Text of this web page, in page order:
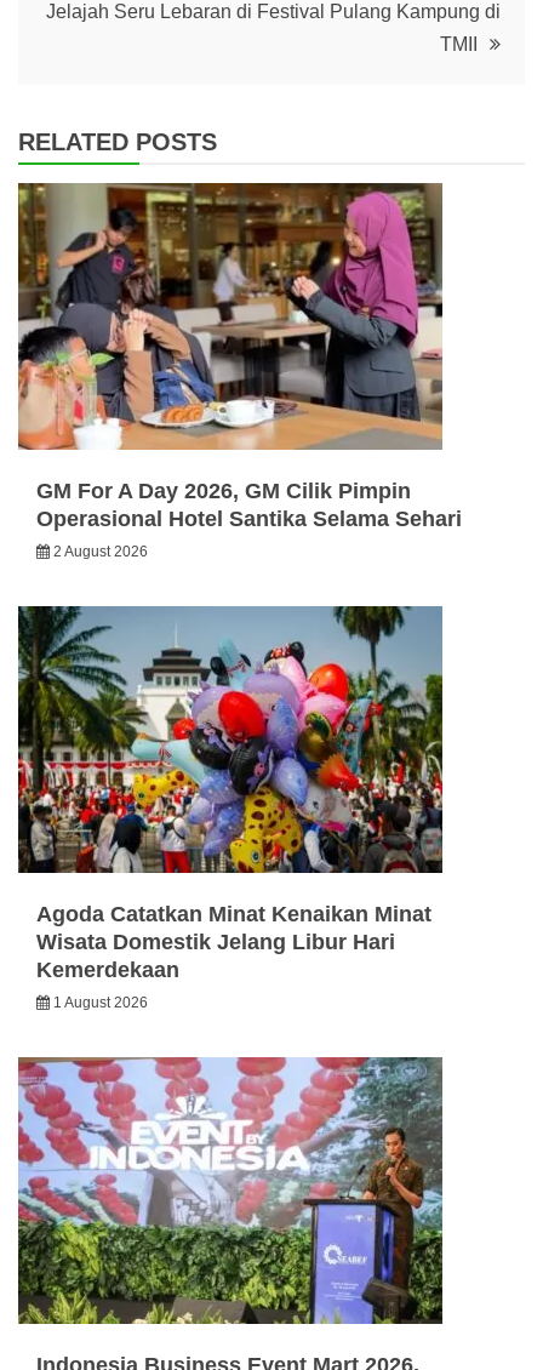
Jelajah Seru Lebaran di Festival Pulang Kampung di
TMII
RELATED POSTS
GM For A Day 2026, GM Cilik Pimpin
Operasional Hotel Santika Selama Sehari
2 August 2026
Agoda Catatkan Minat Kenaikan Minat
Wisata Domestik Jelang Libur Hari
Kemerdekaan
1 August 2026